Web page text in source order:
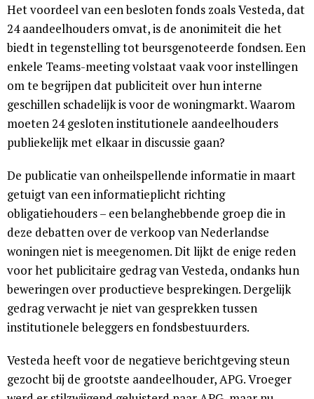
Het voordeel van een besloten fonds zoals Vesteda, dat
24 aandeelhouders omvat, is de anonimiteit die het
biedt in tegenstelling tot beursgenoteerde fondsen. Een
enkele Teams-meeting volstaat vaak voor instellingen
om te begrijpen dat publiciteit over hun interne
geschillen schadelijk is voor de woningmarkt. Waarom
moeten 24 gesloten institutionele aandeelhouders
publiekelijk met elkaar in discussie gaan?
De publicatie van onheilspellende informatie in maart
getuigt van een informatieplicht richting
obligatiehouders – een belanghebbende groep die in
deze debatten over de verkoop van Nederlandse
woningen niet is meegenomen. Dit lijkt de enige reden
voor het publicitaire gedrag van Vesteda, ondanks hun
beweringen over productieve besprekingen. Dergelijk
gedrag verwacht je niet van gesprekken tussen
institutionele beleggers en fondsbestuurders.
Vesteda heeft voor de negatieve berichtgeving steun
gezocht bij de grootste aandeelhouder, APG. Vroeger